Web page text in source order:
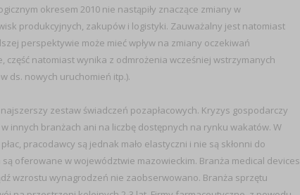
okresem 2010 nie nastąpiły znaczące zmiany w
produkcyjnych, zakupów i logistyki. Zauważalny jest natomiast
perspektywie może mieć wpływ na zmiany oczekiwań
natomiast wynika z odmrożenia wcześniej wstrzymanych
ds. nowych uruchomień itp.).
zestaw świadczeń pozapłacowych. Kryzys gospodarczy
innych branżach ani na liczbę dostępnych na rynku wakatów. W
pracodawcy są jednak mało elastyczni i nie są skłonni do
oferowane w województwie mazowieckim. Branża medical devices
wzrostu wynagrodzeń nie zaobserwowano. Branża sprzętu